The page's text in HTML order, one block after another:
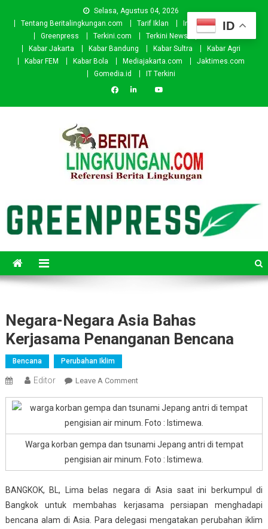
Selasa, Agustus 04, 2026
Tentang Beritalingkungan.com
Tarif Iklan Investor
Donasi
Greenpress
Terkini.com Terkini News
Kabar.id
Kabar Jakarta
Kabar Bandung Kabar Sultra
Kabar Agri
Kabar FEM
Kabar Bola Mediajakarta.com
Jaktimes.com
Gomedia.id
IT Terkini
Negara-Negara Asia Bahas
Kerjasama Penanganan Bencana
Bencana Perubahan Iklim
Editor Leave A CommentOn
Negara
Asia
Bahas
Kerjasama
Penanganan
Warga korban gempa dan tsunami Jepang antri di tempat
pengisian air minum. Foto : Istimewa.
BANGKOK, BL, Lima belas negara di Asia saat ini berkumpul di
Bangkok untuk membahas kerjasama persiapan menghadapi
bencana alam di Asia. Para delegasi mengatakan perubahan iklim
ID